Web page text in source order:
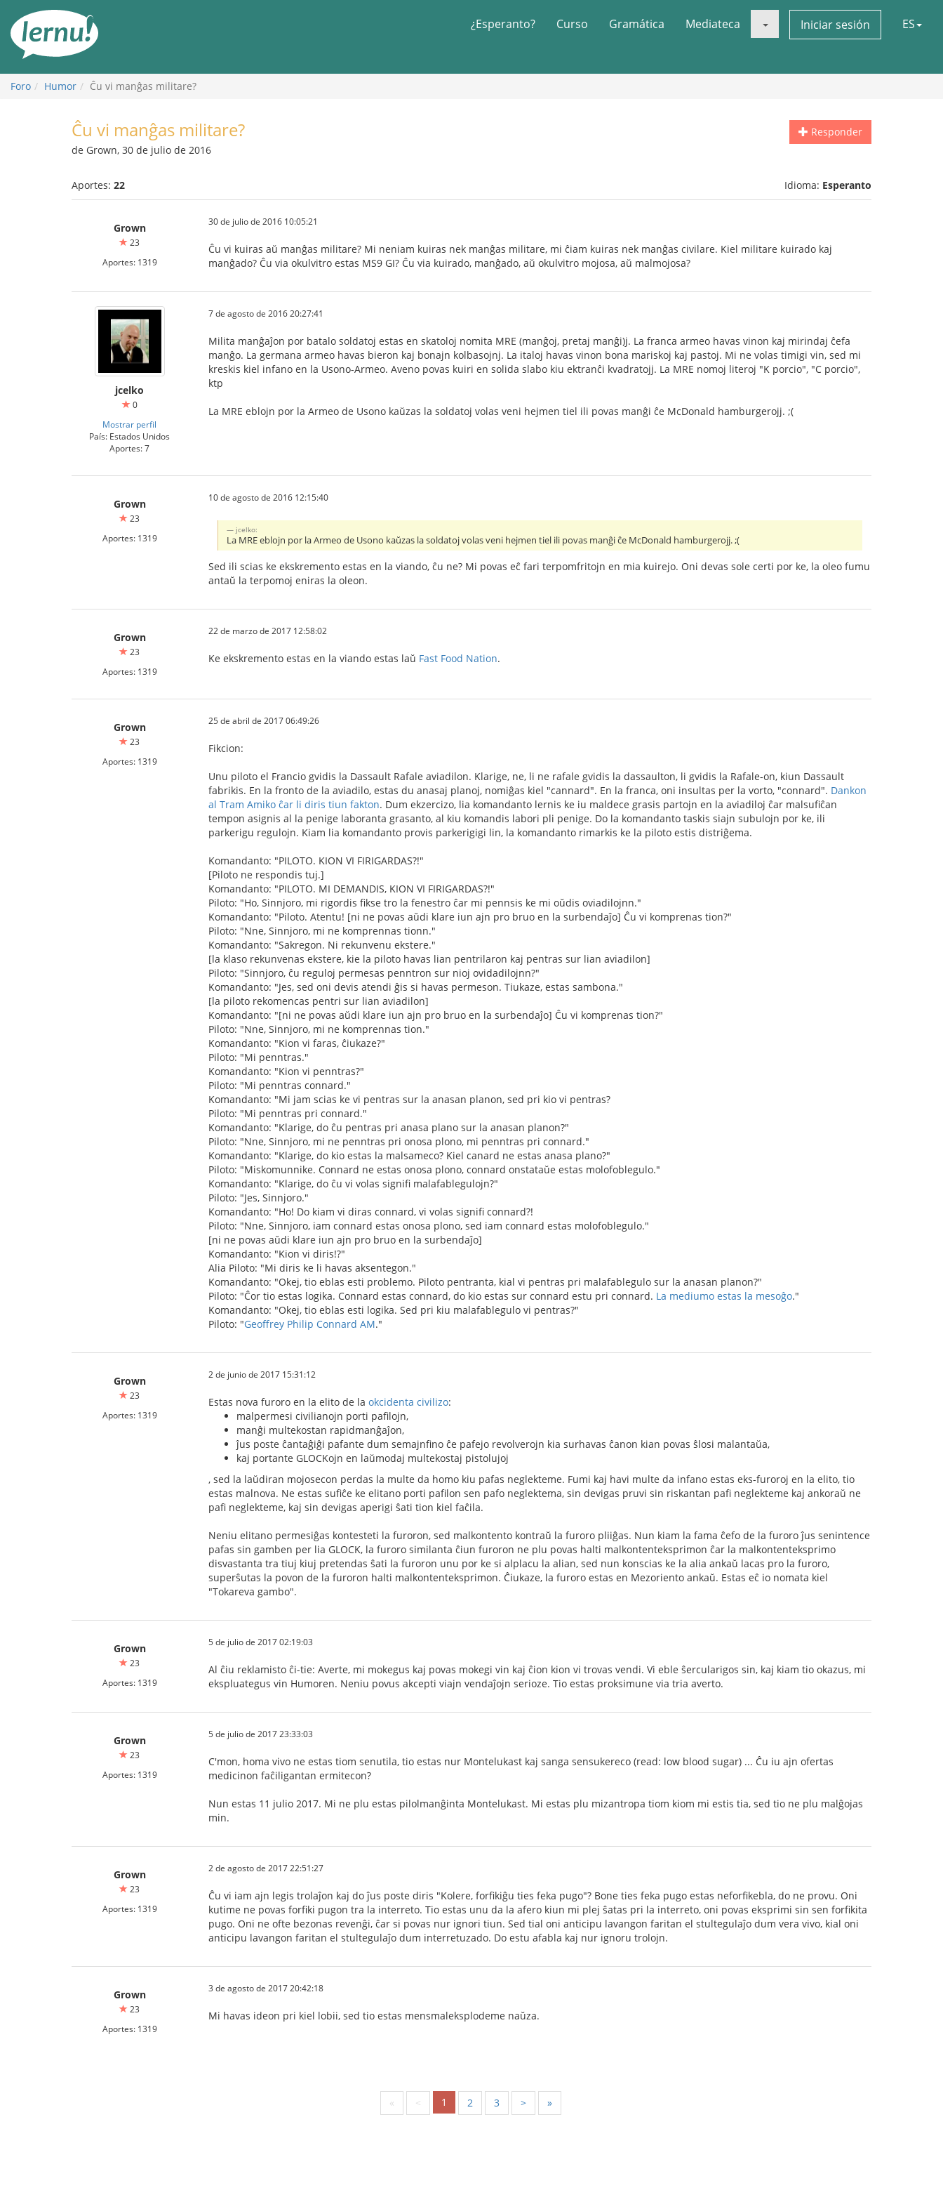
¿Esperanto? Curso Gramática Mediateca Iniciar sesión ES
Foro Humor Ĉu vi manĝas militare?
Responder
Ĉu vi manĝas militare?
de Grown, 30 de julio de 2016
Aportes: 22 Idioma: Esperanto
Grown
23
Aportes: 1319
30 de julio de 2016 10:05:21
Ĉu vi kuiras aŭ manĝas militare? Mi neniam kuiras nek manĝas militare, mi ĉiam kuiras nek manĝas civilare. Kiel militare kuirado kaj
manĝado? Ĉu via okulvitro estas MS9 GI? Ĉu via kuirado, manĝado, aŭ okulvitro mojosa, aŭ malmojosa?
jcelko
0
Mostrar perfil
País: Estados Unidos
Aportes: 7
7 de agosto de 2016 20:27:41
Milita manĝaĵon por batalo soldatoj estas en skatoloj nomita MRE (manĝoj, pretaj manĝi)j. La franca armeo havas vinon kaj mirindaj ĉefa
manĝo. La germana armeo havas bieron kaj bonajn kolbasojnj. La italoj havas vinon bona mariskoj kaj pastoj. Mi ne volas timigi vin, sed mi
kreskis kiel infano en la Usono-Armeo. Aveno povas kuiri en solida slabo kiu ektranĉi kvadratojj. La MRE nomoj literoj "K porcio", "C porcio",
ktp
La MRE eblojn por la Armeo de Usono kaŭzas la soldatoj volas veni hejmen tiel ili povas manĝi ĉe McDonald hamburgerojj. ;(
Grown
23
Aportes: 1319
10 de agosto de 2016 12:15:40
jcelko:
La MRE eblojn por la Armeo de Usono kaŭzas la soldatoj volas veni hejmen tiel ili povas manĝi ĉe McDonald hamburgerojj. ;(
Sed ili scias ke ekskremento estas en la viando, ĉu ne? Mi povas eĉ fari terpomfritojn en mia kuirejo. Oni devas sole certi por ke, la oleo fumu
antaŭ la terpomoj eniras la oleon.
Grown
23
Aportes: 1319
22 de marzo de 2017 12:58:02
Ke ekskremento estas en la viando estas laŭ Fast Food Nation.
Grown
23
Aportes: 1319
25 de abril de 2017 06:49:26
Fikcion:
Unu piloto el Francio gvidis la Dassault Rafale aviadilon. Klarige, ne, li ne rafale gvidis la dassaulton, li gvidis la Rafale-on, kiun Dassault
fabrikis. En la fronto de la aviadilo, estas du anasaj planoj, nomiĝas kiel "cannard". En la franca, oni insultas per la vorto, "connard". Dankon
al Tram Amiko ĉar li diris tiun fakton. Dum ekzercizo, lia komandanto lernis ke iu maldece grasis partojn en la aviadiloj ĉar malsufiĉan
tempon asignis al la penige laboranta grasanto, al kiu komandis labori pli penige. Do la komandanto taskis siajn subulojn por ke, ili
parkerigu regulojn. Kiam lia komandanto provis parkerigigi lin, la komandanto rimarkis ke la piloto estis distriĝema.
Komandanto: "PILOTO. KION VI FIRIGARDAS?!"
[Piloto ne respondis tuj.]
Komandanto: "PILOTO. MI DEMANDIS, KION VI FIRIGARDAS?!"
Piloto: "Ho, Sinnjoro, mi rigordis fikse tro la fenestro ĉar mi pennsis ke mi oŭdis oviadilojnn."
Komandanto: "Piloto. Atentu! [ni ne povas aŭdi klare iun ajn pro bruo en la surbendaĵo] Ĉu vi komprenas tion?"
Piloto: "Nne, Sinnjoro, mi ne komprennas tionn."
Komandanto: "Sakregon. Ni rekunvenu ekstere."
[la klaso rekunvenas ekstere, kie la piloto havas lian pentrilaron kaj pentras sur lian aviadilon]
Piloto: "Sinnjoro, ĉu reguloj permesas penntron sur nioj ovidadilojnn?"
Komandanto: "Jes, sed oni devis atendi ĝis si havas permeson. Tiukaze, estas sambona."
[la piloto rekomencas pentri sur lian aviadilon]
Komandanto: "[ni ne povas aŭdi klare iun ajn pro bruo en la surbendaĵo] Ĉu vi komprenas tion?"
Piloto: "Nne, Sinnjoro, mi ne komprennas tion."
Komandanto: "Kion vi faras, ĉiukaze?"
Piloto: "Mi penntras."
Komandanto: "Kion vi penntras?"
Piloto: "Mi penntras connard."
Komandanto: "Mi jam scias ke vi pentras sur la anasan planon, sed pri kio vi pentras?
Piloto: "Mi penntras pri connard."
Komandanto: "Klarige, do ĉu pentras pri anasa plano sur la anasan planon?"
Piloto: "Nne, Sinnjoro, mi ne penntras pri onosa plono, mi penntras pri connard."
Komandanto: "Klarige, do kio estas la malsameco? Kiel canard ne estas anasa plano?"
Piloto: "Miskomunnike. Connard ne estas onosa plono, connard onstataŭe estas molofoblegulo."
Komandanto: "Klarige, do ĉu vi volas signifi malafablegulojn?"
Piloto: "Jes, Sinnjoro."
Komandanto: "Ho! Do kiam vi diras connard, vi volas signifi connard?!
Piloto: "Nne, Sinnjoro, iam connard estas onosa plono, sed iam connard estas molofoblegulo."
[ni ne povas aŭdi klare iun ajn pro bruo en la surbendaĵo]
Komandanto: "Kion vi diris!?"
Alia Piloto: "Mi diris ke li havas aksentegon."
Komandanto: "Okej, tio eblas esti problemo. Piloto pentranta, kial vi pentras pri malafablegulo sur la anasan planon?"
Piloto: "Ĉor tio estas logika. Connard estas connard, do kio estas sur connard estu pri connard. La mediumo estas la mesoĝo."
Komandanto: "Okej, tio eblas esti logika. Sed pri kiu malafablegulo vi pentras?"
Piloto: "Geoffrey Philip Connard AM."
Grown
23
Aportes: 1319
2 de junio de 2017 15:31:12
Estas nova furoro en la elito de la okcidenta civilizo:
malpermesi civilianojn porti pafilojn,
manĝi multekostan rapidmanĝaĵon,
ĵus poste ĉantaĝiĝi pafante dum semajnfino ĉe pafejo revolverojn kia surhavas ĉanon kian povas ŝlosi malantaŭa,
kaj portante GLOCKojn en laŭmodaj multekostaj pistolujoj
, sed la laŭdiran mojosecon perdas la multe da homo kiu pafas neglekteme. Fumi kaj havi multe da infano estas eks-furoroj en la elito, tio
estas malnova. Ne estas sufiĉe ke elitano porti pafilon sen pafo neglektema, sin devigas pruvi sin riskantan pafi neglekteme kaj ankoraŭ ne
pafi neglekteme, kaj sin devigas aperigi ŝati tion kiel faĉila.
Neniu elitano permesiĝas kontesteti la furoron, sed malkontento kontraŭ la furoro pliiĝas. Nun kiam la fama ĉefo de la furoro ĵus senintence
pafas sin gamben per lia GLOCK, la furoro similanta ĉiun furoron ne plu povas halti malkontenteksprimon ĉar la malkontenteksprimo
disvastanta tra tiuj kiuj pretendas ŝati la furoron unu por ke si alplacu la alian, sed nun konscias ke la alia ankaŭ lacas pro la furoro,
superŝutas la povon de la furoron halti malkontenteksprimon. Ĉiukaze, la furoro estas en Mezoriento ankaŭ. Estas eĉ io nomata kiel
"Tokareva gambo".
Grown
23
Aportes: 1319
5 de julio de 2017 02:19:03
Al ĉiu reklamisto ĉi-tie: Averte, mi mokegus kaj povas mokegi vin kaj ĉion kion vi trovas vendi. Vi eble ŝercularigos sin, kaj kiam tio okazus, mi
ekspluategus vin Humoren. Neniu povus akcepti viajn vendaĵojn serioze. Tio estas proksimune via tria averto.
Grown
23
Aportes: 1319
5 de julio de 2017 23:33:03
C'mon, homa vivo ne estas tiom senutila, tio estas nur Montelukast kaj sanga sensukereco (read: low blood sugar) ... Ĉu iu ajn ofertas
medicinon faĉiligantan ermitecon?
Nun estas 11 julio 2017. Mi ne plu estas pilolmanĝinta Montelukast. Mi estas plu mizantropa tiom kiom mi estis tia, sed tio ne plu malĝojas
min.
Grown
23
Aportes: 1319
2 de agosto de 2017 22:51:27
Ĉu vi iam ajn legis trolaĵon kaj do ĵus poste diris "Kolere, forfikiĝu ties feka pugo"? Bone ties feka pugo estas neforfikebla, do ne provu. Oni
kutime ne povas forfiki pugon tra la interreto. Tio estas unu da la afero kiun mi plej ŝatas pri la interreto, oni povas eksprimi sin sen forfikita
pugo. Oni ne ofte bezonas revenĝi, ĉar si povas nur ignori tiun. Sed tial oni anticipu lavangon faritan el stultegulaĵo dum vera vivo, kial oni
anticipu lavangon faritan el stultegulaĵo dum interretuzado. Do estu afabla kaj nur ignoru trolojn.
Grown
23
Aportes: 1319
3 de agosto de 2017 20:42:18
Mi havas ideon pri kiel lobii, sed tio estas mensmaleksplodeme naŭza.
« < 1 2 3 > »